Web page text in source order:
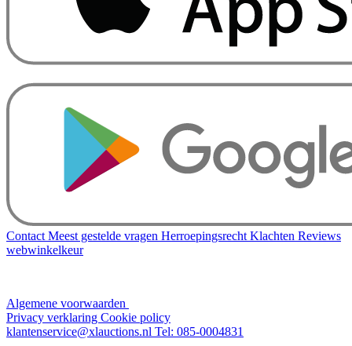
Contact Meest gestelde vragen Herroepingsrecht Klachten Reviews
webwinkelkeur
Algemene voorwaarden
Privacy verklaring Cookie policy
klantenservice@xlauctions.nl Tel: 085-0004831